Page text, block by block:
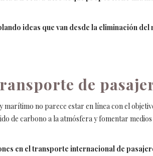
ideas que van desde la eliminación
de
no parece estar en línea con el
de carbono a la atmósfera y fomentar
en el transporte internacional de